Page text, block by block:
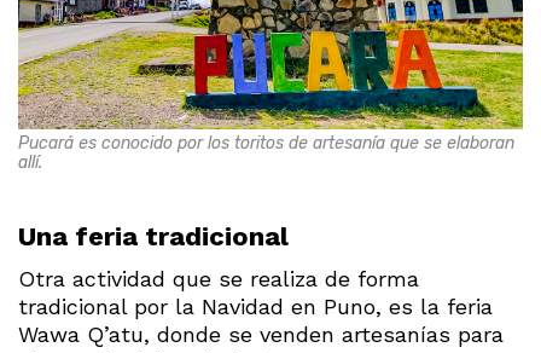
Pucará es conocido por los toritos de artesanía que se elaboran
allí.
Una feria tradicional
Otra actividad que se realiza de forma
tradicional por la Navidad en Puno, es la feria
Wawa Q’atu, donde se venden artesanías para